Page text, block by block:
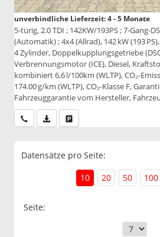
unverbindliche Lieferzeit: 4 - 5 Monate
5-türig, 2.0 TDI ; 142KW/193PS ; 7-Gang-
(Automatik) ; 4x4 (Allrad), 142 kW (193
4 Zylinder, Doppelkupplungsgetriebe
Verbrennungsmotor (ICE), Diesel,
kombiniert 6,6 l/100km (WLTP), CO₂-
174.00 g/km (WLTP), CO₂-Klasse F,
Fahrzeuggarantie vom Hersteller,
Wir rufen Sie anPDF-Datei, Fahrzeugexposé
Datensätze pro Seite:
10
20 50 100
Seite: